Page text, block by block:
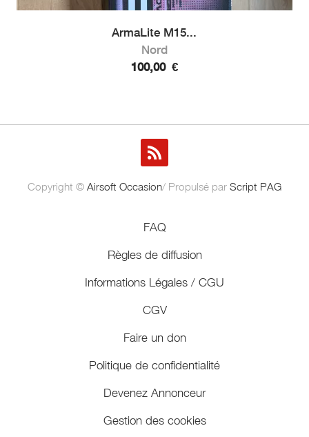
ArmaLite M15...
Nord
100,00 €
Copyright © Airsoft Occasion/ Propulsé par Script PAG
FAQ
Règles de diffusion
Informations Légales / CGU
CGV
Faire un don
Politique de confidentialité
Devenez Annonceur
Gestion des cookies